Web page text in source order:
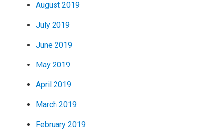
August 2019
July 2019
June 2019
May 2019
April 2019
March 2019
February 2019